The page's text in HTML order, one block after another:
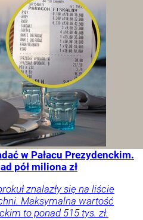
w Pałacu Prezydenckim.
pół miliona zł
znalazły się na liście
Maksymalna wartość
to ponad 515 tys. zł.